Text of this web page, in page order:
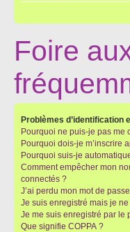
Foire
Problèmes d’identification
Pourquoi ne puis-je pas me
Pourquoi dois-je m’inscrire
Pourquoi suis-je
Comment empêcher mon
connectés ?
J’ai perdu mon mot de
Je suis enregistré mais je
Je me suis enregistré par le
Que signifie COPPA ?